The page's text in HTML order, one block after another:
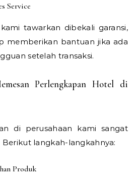
Service
tawarkan dibekali garansi,
memberikan bantuan jika ada
setelah transaksi.
Perlengkapan Hotel di
di perusahaan kami sangat
langkah-langkahnya:
Produk